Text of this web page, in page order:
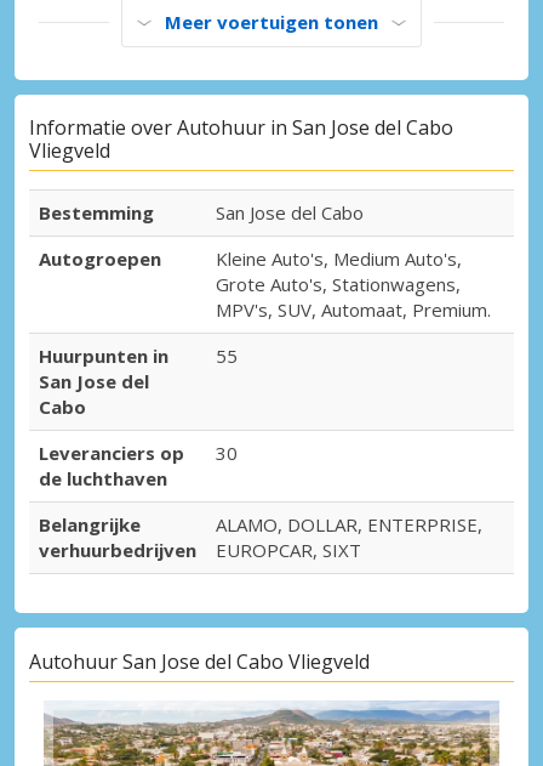
Meer voertuigen tonen
Informatie over Autohuur in San Jose del Cabo
Vliegveld
Bestemming
San Jose del Cabo
Autogroepen
Kleine Auto's, Medium Auto's,
Grote Auto's, Stationwagens,
MPV's, SUV, Automaat, Premium.
Huurpunten in
San Jose del
Cabo
55
Leveranciers op
de luchthaven
30
Belangrijke
verhuurbedrijven
ALAMO, DOLLAR, ENTERPRISE,
EUROPCAR, SIXT
Autohuur San Jose del Cabo Vliegveld